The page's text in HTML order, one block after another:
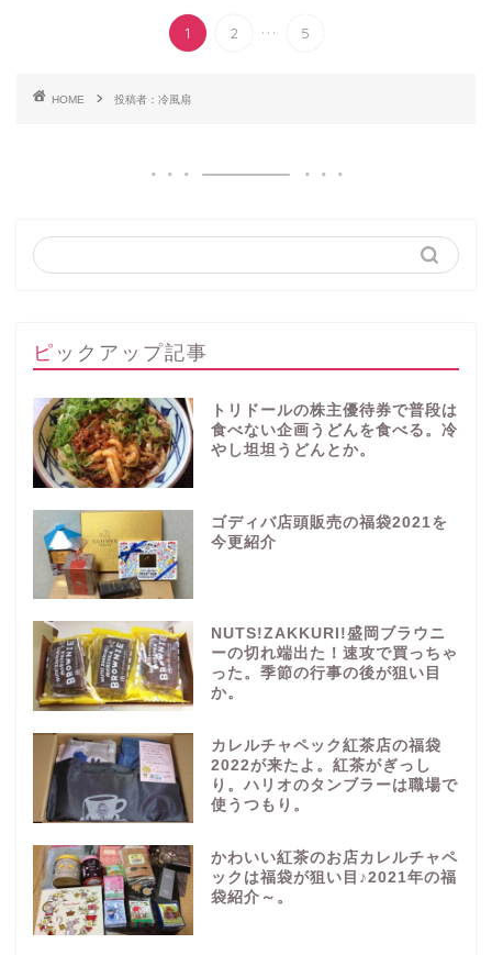
1 2 ... 5
HOME 投稿者：冷風扇
ピックアップ記事
トリドールの株主優待券で普段は
食べない企画うどんを食べる。冷
やし坦坦うどんとか。
ゴディバ店頭販売の福袋2021を
今更紹介
NUTS!ZAKKURI!盛岡ブラウニ
ーの切れ端出た！速攻で買っちゃ
った。季節の行事の後が狙い目
か。
カレルチャペック紅茶店の福袋
2022が来たよ。紅茶がぎっし
り。ハリオのタンブラーは職場で
使うつもり。
かわいい紅茶のお店カレルチャペ
ックは福袋が狙い目♪2021年の福
袋紹介～。